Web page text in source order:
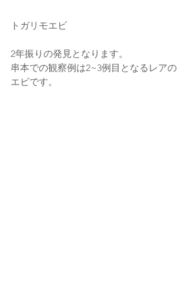
トガリモエビ
2年振りの発見となります。
串本での観察例は2~3例目となるレアの
エビです。